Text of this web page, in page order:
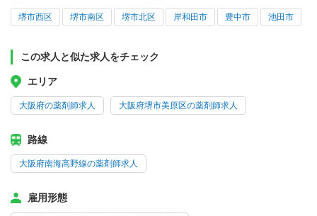
堺市西区 堺市南区 堺市北区 岸和田市 豊中市 池田市
この求人と似た求人をチェック
エリア
大阪府の薬剤師求人 大阪府堺市美原区の薬剤師求人
路線
大阪府南海高野線の薬剤師求人
雇用形態